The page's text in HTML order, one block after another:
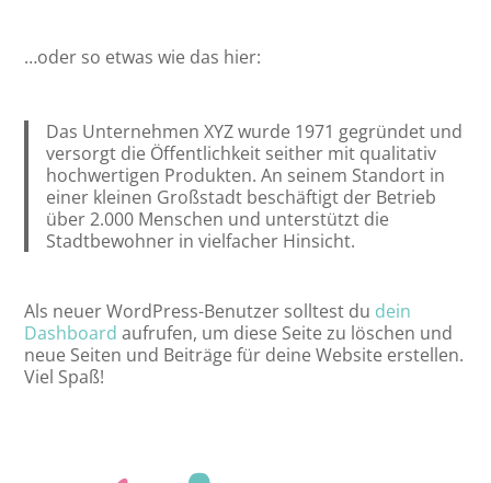
…oder so etwas wie das hier:
Das Unternehmen XYZ wurde 1971 gegründet und
versorgt die Öffentlichkeit seither mit qualitativ
hochwertigen Produkten. An seinem Standort in
einer kleinen Großstadt beschäftigt der Betrieb
über 2.000 Menschen und unterstützt die
Stadtbewohner in vielfacher Hinsicht.
Als neuer WordPress-Benutzer solltest du dein
Dashboard aufrufen, um diese Seite zu löschen und
neue Seiten und Beiträge für deine Website erstellen.
Viel Spaß!